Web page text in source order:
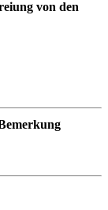
von den